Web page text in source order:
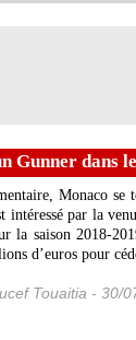
Gunner dans
Monaco
par la
la saison 2018-
d’euros pour
Touaitia - 30/